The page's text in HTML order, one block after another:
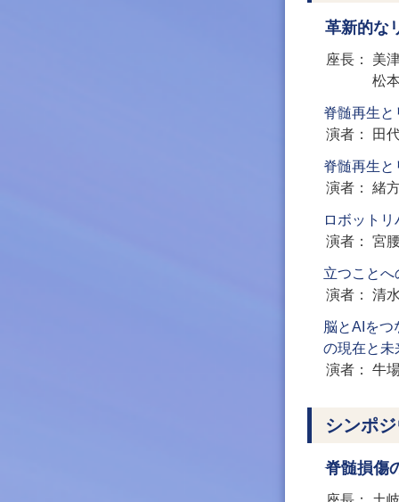
革新的な
座長
美
松
脊髄再生と
演者
田
脊髄再生と
演者
緒
ロボット
演者
宮
立つこと
演者
清
脳とAIを
の現在と未
演者
牛
シンポ
脊髄損傷